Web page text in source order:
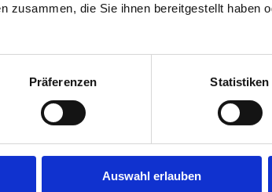
zusammen, die Sie ihnen bereitgestellt haben
Präferenzen Statistiken
Auswahl erlauben